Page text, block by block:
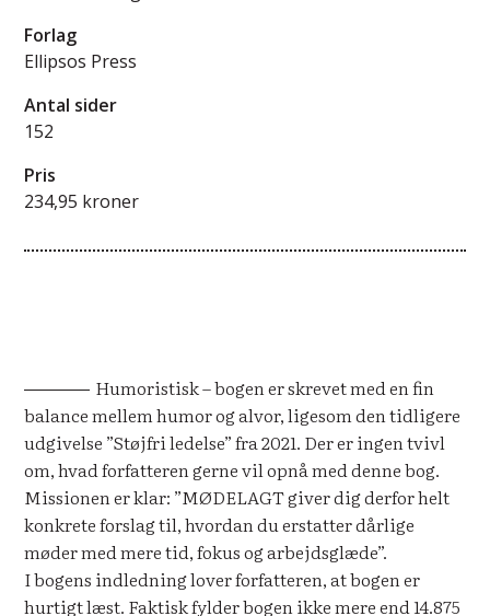
Forlag
Ellipsos Press
Antal sider
152
Pris
234,95 kroner
Humoristisk – bogen er skrevet med en fin
balance mellem humor og alvor, ligesom den tidligere
udgivelse ”Støjfri ledelse” fra 2021. Der er ingen tvivl
om, hvad forfatteren gerne vil opnå med denne bog.
Missionen er klar: ”MØDELAGT giver dig derfor helt
konkrete forslag til, hvordan du erstatter dårlige
møder med mere tid, fokus og arbejdsglæde”.
I bogens indledning lover forfatteren, at bogen er
hurtigt læst. Faktisk fylder bogen ikke mere end 14.875